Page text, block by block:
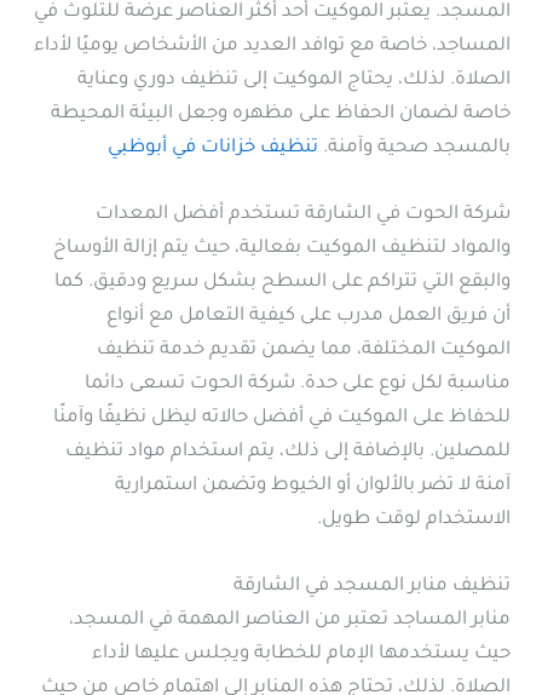
المسجد. يعتبر الموكيت أحد أكثر العناصر عرضة للتلوث في
المساجد، خاصة مع توافد العديد من الأشخاص يوميًا لأداء
الصلاة. لذلك، يحتاج الموكيت إلى تنظيف دوري وعناية
خاصة لضمان الحفاظ على مظهره وجعل البيئة المحيطة
بالمسجد صحية وآمنة. تنظيف خزانات في أبوظبي
شركة الحوت في الشارقة تستخدم أفضل المعدات
والمواد لتنظيف الموكيت بفعالية، حيث يتم إزالة الأوساخ
والبقع التي تتراكم على السطح بشكل سريع ودقيق. كما
أن فريق العمل مدرب على كيفية التعامل مع أنواع
الموكيت المختلفة، مما يضمن تقديم خدمة تنظيف
مناسبة لكل نوع على حدة. شركة الحوت تسعى دائما
للحفاظ على الموكيت في أفضل حالاته ليظل نظيفًا وآمنًا
للمصلين. بالإضافة إلى ذلك، يتم استخدام مواد تنظيف
آمنة لا تضر بالألوان أو الخيوط وتضمن استمرارية
الاستخدام لوقت طويل.
تنظيف منابر المسجد في الشارقة
منابر المساجد تعتبر من العناصر المهمة في المسجد،
حيث يستخدمها الإمام للخطابة ويجلس عليها لأداء
الصلاة. لذلك، تحتاج هذه المنابر إلى اهتمام خاص من حيث